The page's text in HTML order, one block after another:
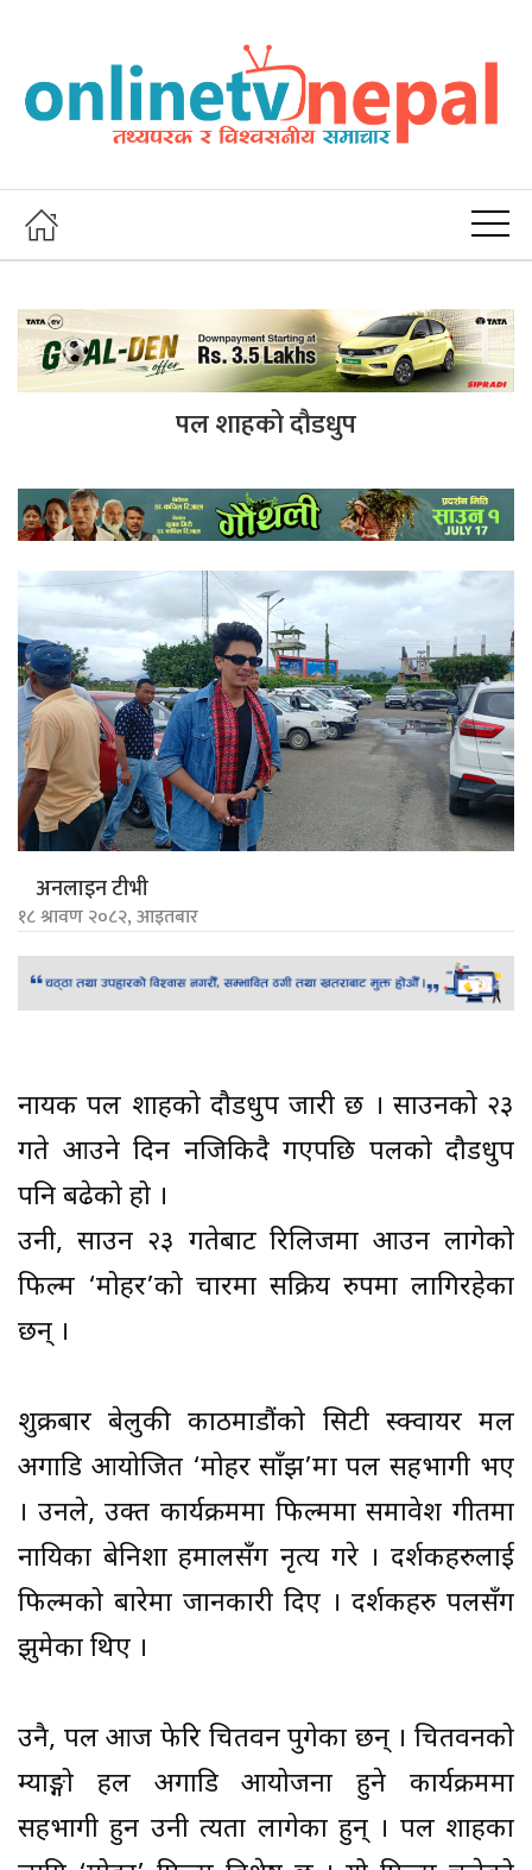
पल शाहको दौडधुप
अनलाइन टीभी
१८ श्रावण २०८२, आइतबार
नायक पल शाहको दौडधुप जारी छ । साउनको २३
गते आउने दिन नजिकिदै गएपछि पलको दौडधुप
पनि बढेको हो ।
उनी, साउन २३ गतेबाट रिलिजमा आउन लागेको
फिल्म ‘मोहर’को प्रचारमा सक्रिय रुपमा लागिरहेका
छन् ।
शुक्रबार बेलुकी काठमाडौंको सिटी स्क्वायर मल
अगाडि आयोजित ‘मोहर साँझ’मा पल सहभागी भए
। उनले, उक्त कार्यक्रममा फिल्ममा समावेश गीतमा
नायिका बेनिशा हमालसँग नृत्य गरे । दर्शकहरुलाई
फिल्मको बारेमा जानकारी दिए । दर्शकहरु पलसँग
झुमेका थिए ।
उनै, पल आज फेरि चितवन पुगेका छन् । चितवनको
म्याङ्गो हल अगाडि आयोजना हुने कार्यक्रममा
सहभागी हुन उनी त्यता लागेका हुन् । पल शाहका